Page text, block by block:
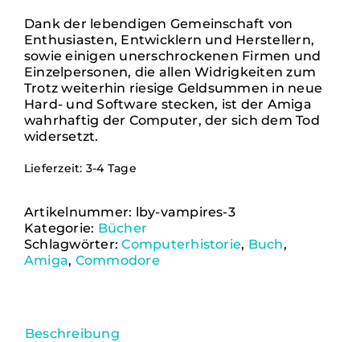
Dank der lebendigen Gemeinschaft von
Enthusiasten, Entwicklern und Herstellern,
sowie einigen unerschrockenen Firmen und
Einzelpersonen, die allen Widrigkeiten zum
Trotz weiterhin riesige Geldsummen in neue
Hard- und Software stecken, ist der Amiga
wahrhaftig der Computer, der sich dem Tod
widersetzt.
Lieferzeit: 3-4 Tage
Artikelnummer: lby-vampires-3
Kategorie: Bücher
Schlagwörter:Computerhistorie, Buch,
Amiga, Commodore
Beschreibung